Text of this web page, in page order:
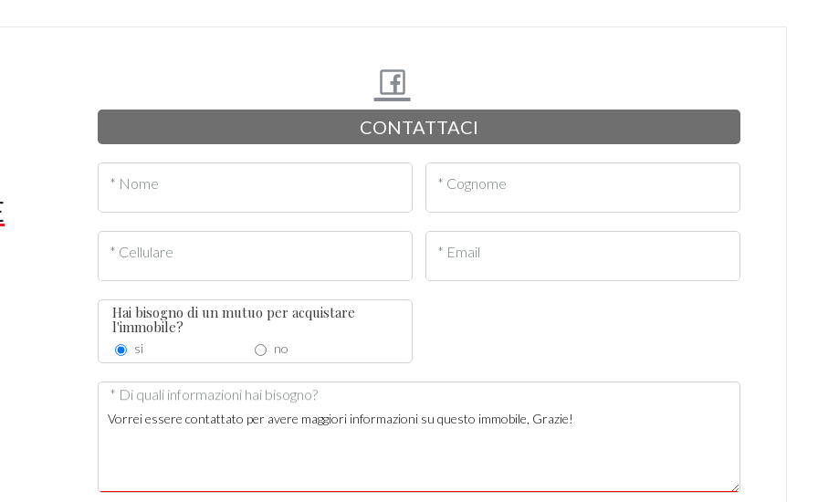
CONTATTACI
* Nome * Cognome
* Cellulare * Email
Hai bisogno di un mutuo per acquistare
l'immobile?
si no
* Di quali informazioni hai bisogno?